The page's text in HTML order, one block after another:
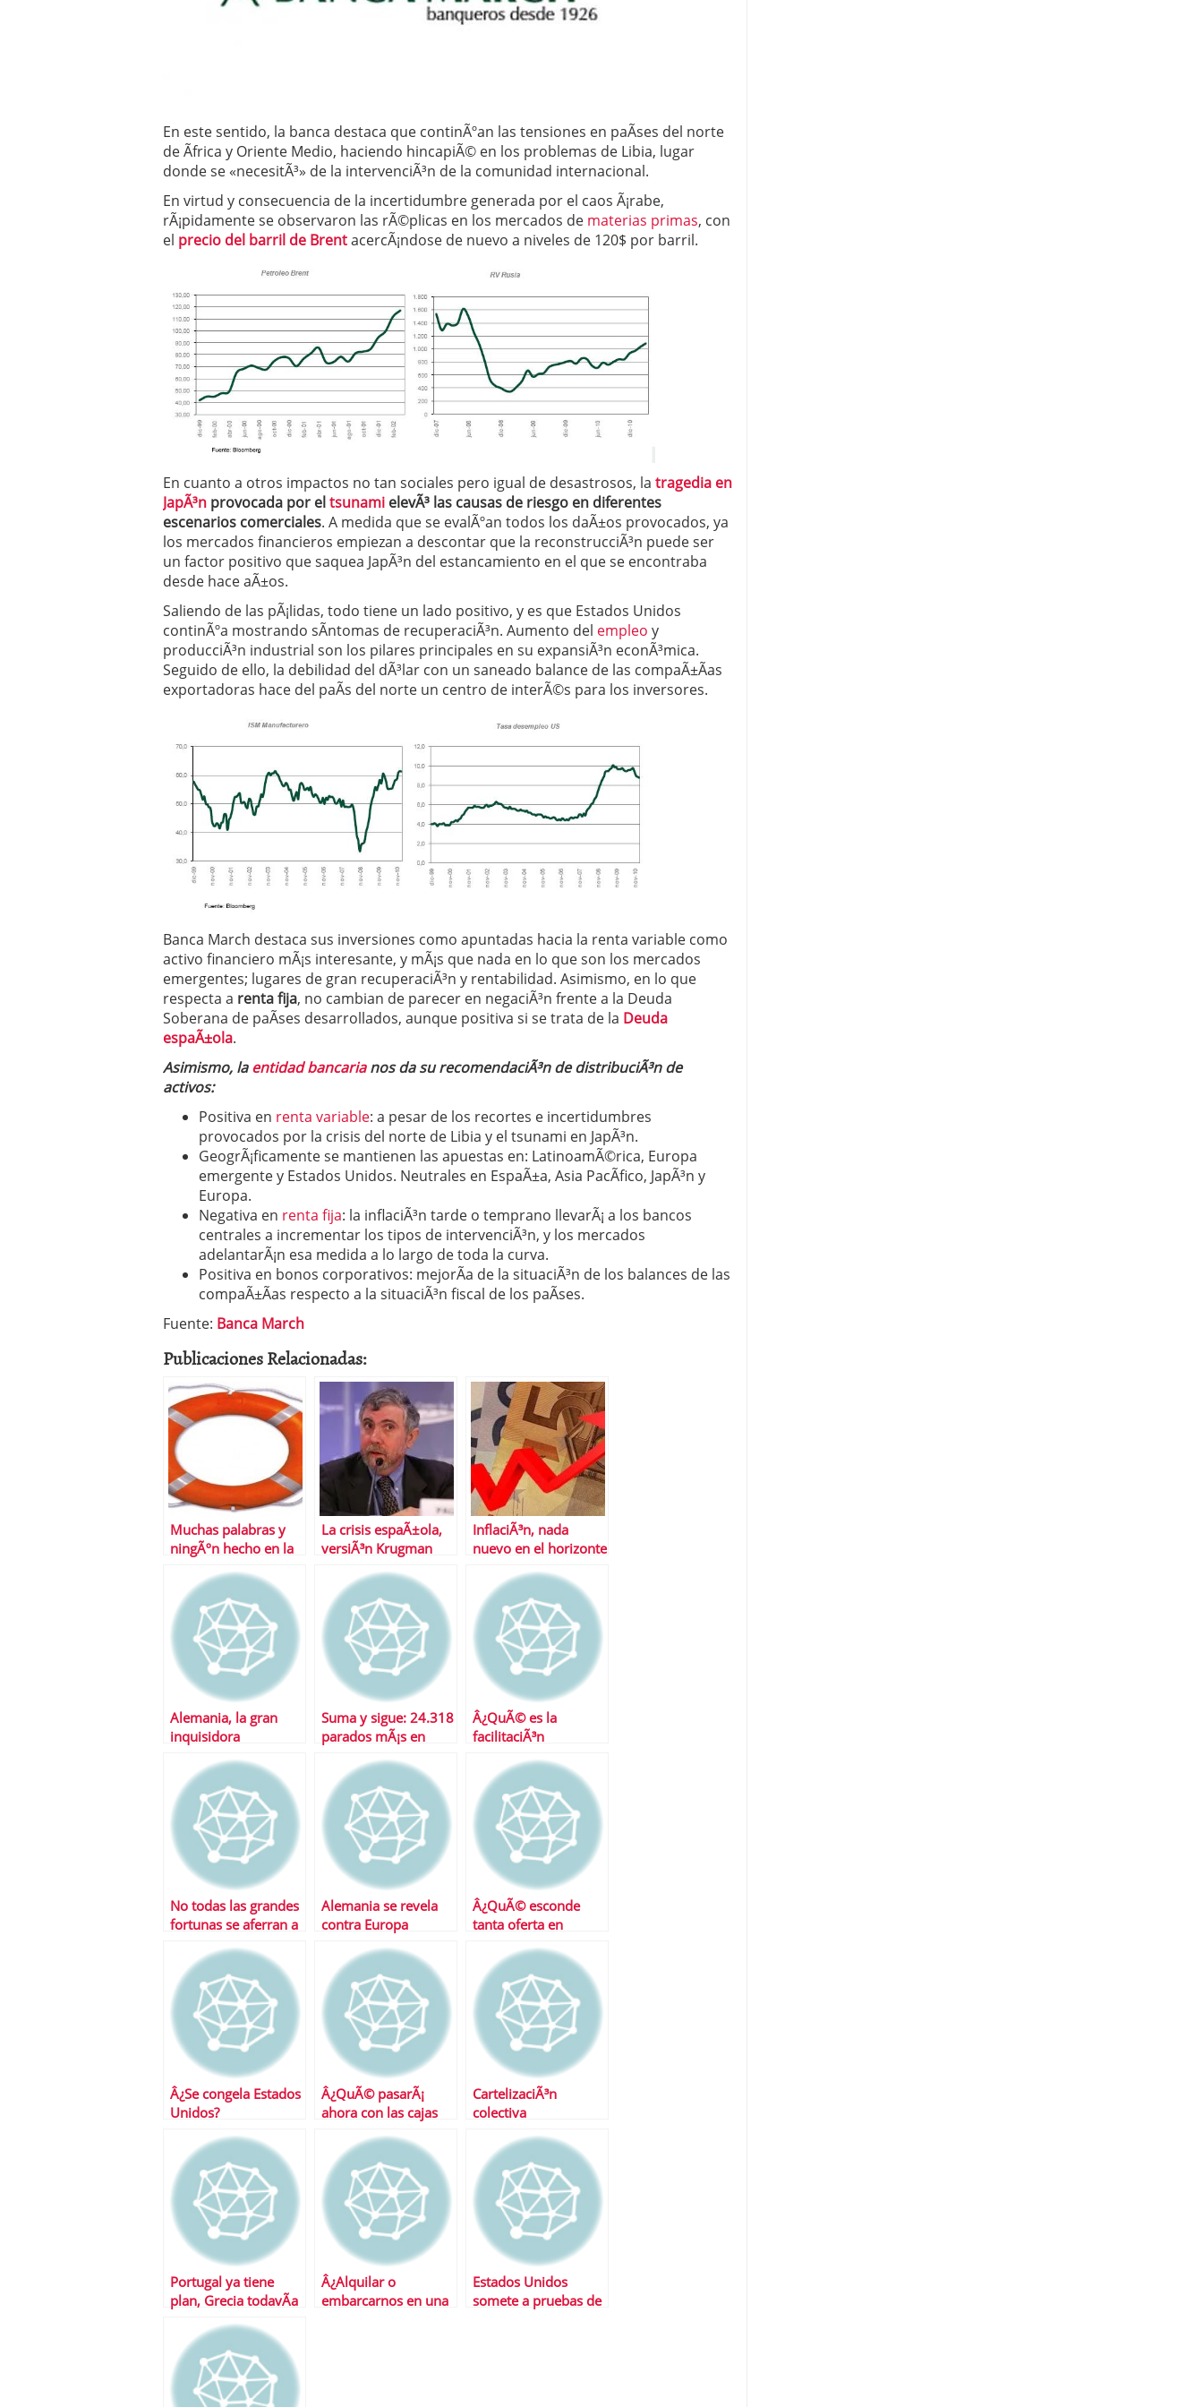
Operar
Crear empresa online vs proceso tradicional: ventajas reales para pymes
En este sentido, la banca destaca que continÃºan las tensiones en paÃ­ses del norte
de Ãfrica y Oriente Medio, haciendo hincapiÃ© en los problemas de Libia, lugar
donde se «necesitÃ³» de la intervenciÃ³n de la comunidad internacional.
En virtud y consecuencia de la incertidumbre generada por el caos Ã¡rabe,
rÃ¡pidamente se observaron las rÃ©plicas en los mercados de materias primas, con
el precio del barril de BrentacercÃ¡ndose de nuevo a niveles de 120$ por barril.
En cuanto a otros impactos no tan sociales pero igual de desastrosos, la tragedia en
JapÃ³n provocada por eltsunami elevÃ³ las causas de riesgo en diferentes
escenarios comerciales. A medida que se evalÃºan todos los daÃ±os provocados, ya
los mercados financieros empiezan a descontar que la reconstrucciÃ³n puede ser
un factor positivo que saquea JapÃ³n del estancamiento en el que se encontraba
desde hace aÃ±os.
Saliendo de las pÃ¡lidas, todo tiene un lado positivo, y es que Estados Unidos
continÃºa mostrando sÃ­ntomas de recuperaciÃ³n. Aumento del empleo y
producciÃ³n industrial son los pilares principales en su expansiÃ³n econÃ³mica.
Seguido de ello, la debilidad del dÃ³lar con un saneado balance de las compaÃ±Ã­as
exportadoras hace del paÃ­s del norte un centro de interÃ©s para los inversores.
Banca March destaca sus inversiones como apuntadas hacia la renta variable como
activo financiero mÃ¡s interesante, y mÃ¡s que nada en lo que son los mercados
emergentes; lugares de gran recuperaciÃ³n y rentabilidad. Asimismo, en lo que
respecta a renta fija, no cambian de parecer en negaciÃ³n frente a la Deuda
Soberana de paÃ­ses desarrollados, aunque positiva si se trata de la Deuda
espaÃ±ola.
Asimismo, laentidad bancarianos da su recomendaciÃ³n de distribuciÃ³n de
activos:
Positiva en renta variable: a pesar de los recortes e incertidumbres
provocados por la crisis del norte de Libia y el tsunami en JapÃ³n.
GeogrÃ¡ficamente se mantienen las apuestas en: LatinoamÃ©rica, Europa
emergente y Estados Unidos. Neutrales en EspaÃ±a, Asia PacÃ­fico, JapÃ³n y
Europa.
Negativa en renta fija: la inflaciÃ³n tarde o temprano llevarÃ¡ a los bancos
centrales a incrementar los tipos de intervenciÃ³n, y los mercados
adelantarÃ¡n esa medida a lo largo de toda la curva.
Positiva en bonos corporativos: mejorÃ­a de la situaciÃ³n de los balances de las
compaÃ±Ã­as respecto a la situaciÃ³n fiscal de los paÃ­ses.
Fuente: Banca March
Publicaciones Relacionadas:
Muchas palabras y
ningÃºn hecho en la
reestructuraciÃ³n
bancaria
La crisis espaÃ±ola,
versiÃ³n Krugman
InflaciÃ³n, nada
nuevo en el horizonte
espaÃ±ol aunque sÃ­
en el de EE.UU.
Alemania, la gran
inquisidora
Suma y sigue: 24.318
parados mÃ¡s en
noviembre
Â¿QuÃ© es la
facilitaciÃ³n
cuantitativa?
No todas las grandes
fortunas se aferran a
sus sicavs
Alemania se revela
contra Europa
Â¿QuÃ© esconde
tanta oferta en
depÃ³sitos?
Â¿Se congela Estados
Unidos?
Â¿QuÃ© pasarÃ¡
ahora con las cajas
que necesitan capital?
CartelizaciÃ³n
colectiva
Portugal ya tiene
plan, Grecia todavÃ­a
deberÃ¡ esperar
Â¿Alquilar o
embarcarnos en una
Estados Unidos
somete a pruebas de